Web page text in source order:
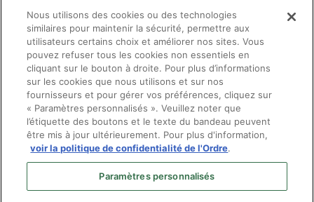
10h15 :(opens in a new tab)
AGA OOQ / Présentation du nouveau
Guide d’exercice clinique-
Par Marie-Ève Corbeil
Nous utilisons des cookies ou des technologies
similaires pour maintenir la sécurité, permettre aux
utilisateurs certains choix et améliorer nos sites. Vous
pouvez refuser tous les cookies non essentiels en
cliquant sur le bouton à droite. Pour plus d’informations
sur les cookies que nous utilisons et sur nos
fournisseurs et pour gérer vos préférences, cliquez sur
« Paramètres personnalisés ». Veuillez noter que
l’étiquette des boutons et le texte du bandeau peuvent
être mis à jour ultérieurement. Pour plus d'information,
voir la politique de confidentialité de l'Ordre.
Paramètres personnalisés